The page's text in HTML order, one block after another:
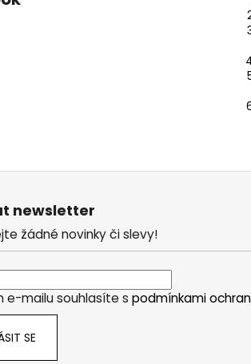
newsletter
žádné novinky či slevy!
e-mailu souhlasíte s podmínkami
SE